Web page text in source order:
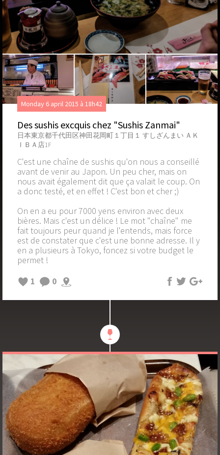
Monday 6 april 2015 à 18h42
Des sushis excquis chez "Sushis Zanmai"
日本東京都千代田区神田花岡町１丁目１ すしざんまい ＡＫ
ＩＢＡ店1F
C'est une chaîne de sushis qu'on nous a conseillé
avant de venir au Japon. Un peu cher, mais on
nous avait également dit que ça valait le coup. On
a donc testé, et en effet ! C'est bon et cher ;)
On en a eu pour 7000 yens environ avec deux
bières. Mais c'est un délice ! Le mot "chaîne" me
fait toujours peur quand je l'entends, mais force
est de constater que c'est une bonne adresse. Il y
en a plusieurs à Tokyo, foncez si votre budget le
permet !
1
0